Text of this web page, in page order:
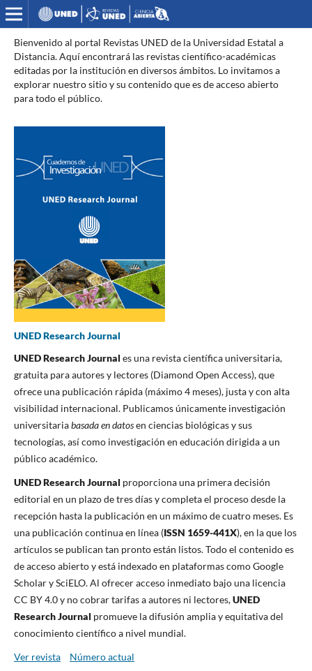
Bienvenido al portal Revistas UNED de la Universidad Estatal a
Distancia. Aquí encontrará las revistas científico-académicas
editadas por la institución en diversos ámbitos. Lo invitamos a
explorar nuestro sitio y su contenido que es de acceso abierto
para todo el público.
UNED Research Journal
UNED Research Journal es una revista científica universitaria,
gratuita para autores y lectores (Diamond Open Access), que
ofrece una publicación rápida (máximo 4 meses), justa y con alta
visibilidad internacional. Publicamos únicamente investigación
universitariabasada en datosen ciencias biológicas y sus
tecnologías, así como investigación en educación dirigida a un
público académico.
UNED Research Journal proporciona una primera decisión
editorial en un plazo de tres días y completa el proceso desde la
recepción hasta la publicación en un máximo de cuatro meses. Es
una publicación continua en línea (ISSN 1659-441X), en la que los
artículos se publican tan pronto están listos. Todo el contenido es
de acceso abierto y está indexado en plataformas como Google
Scholar y SciELO. Al ofrecer acceso inmediato bajo una licencia
CC BY 4.0 y no cobrar tarifas a autores ni lectores,UNED
Research Journal promueve la difusión amplia y equitativa del
conocimiento científico a nivel mundial.
Ver revista
Número actual